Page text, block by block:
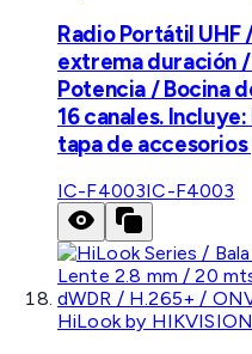
Radio Portátil UHF
extrema duración
Potencia / Bocina
16 canales.
tapa de
IC-F4003IC-F4003
HiLook by HIKVISION